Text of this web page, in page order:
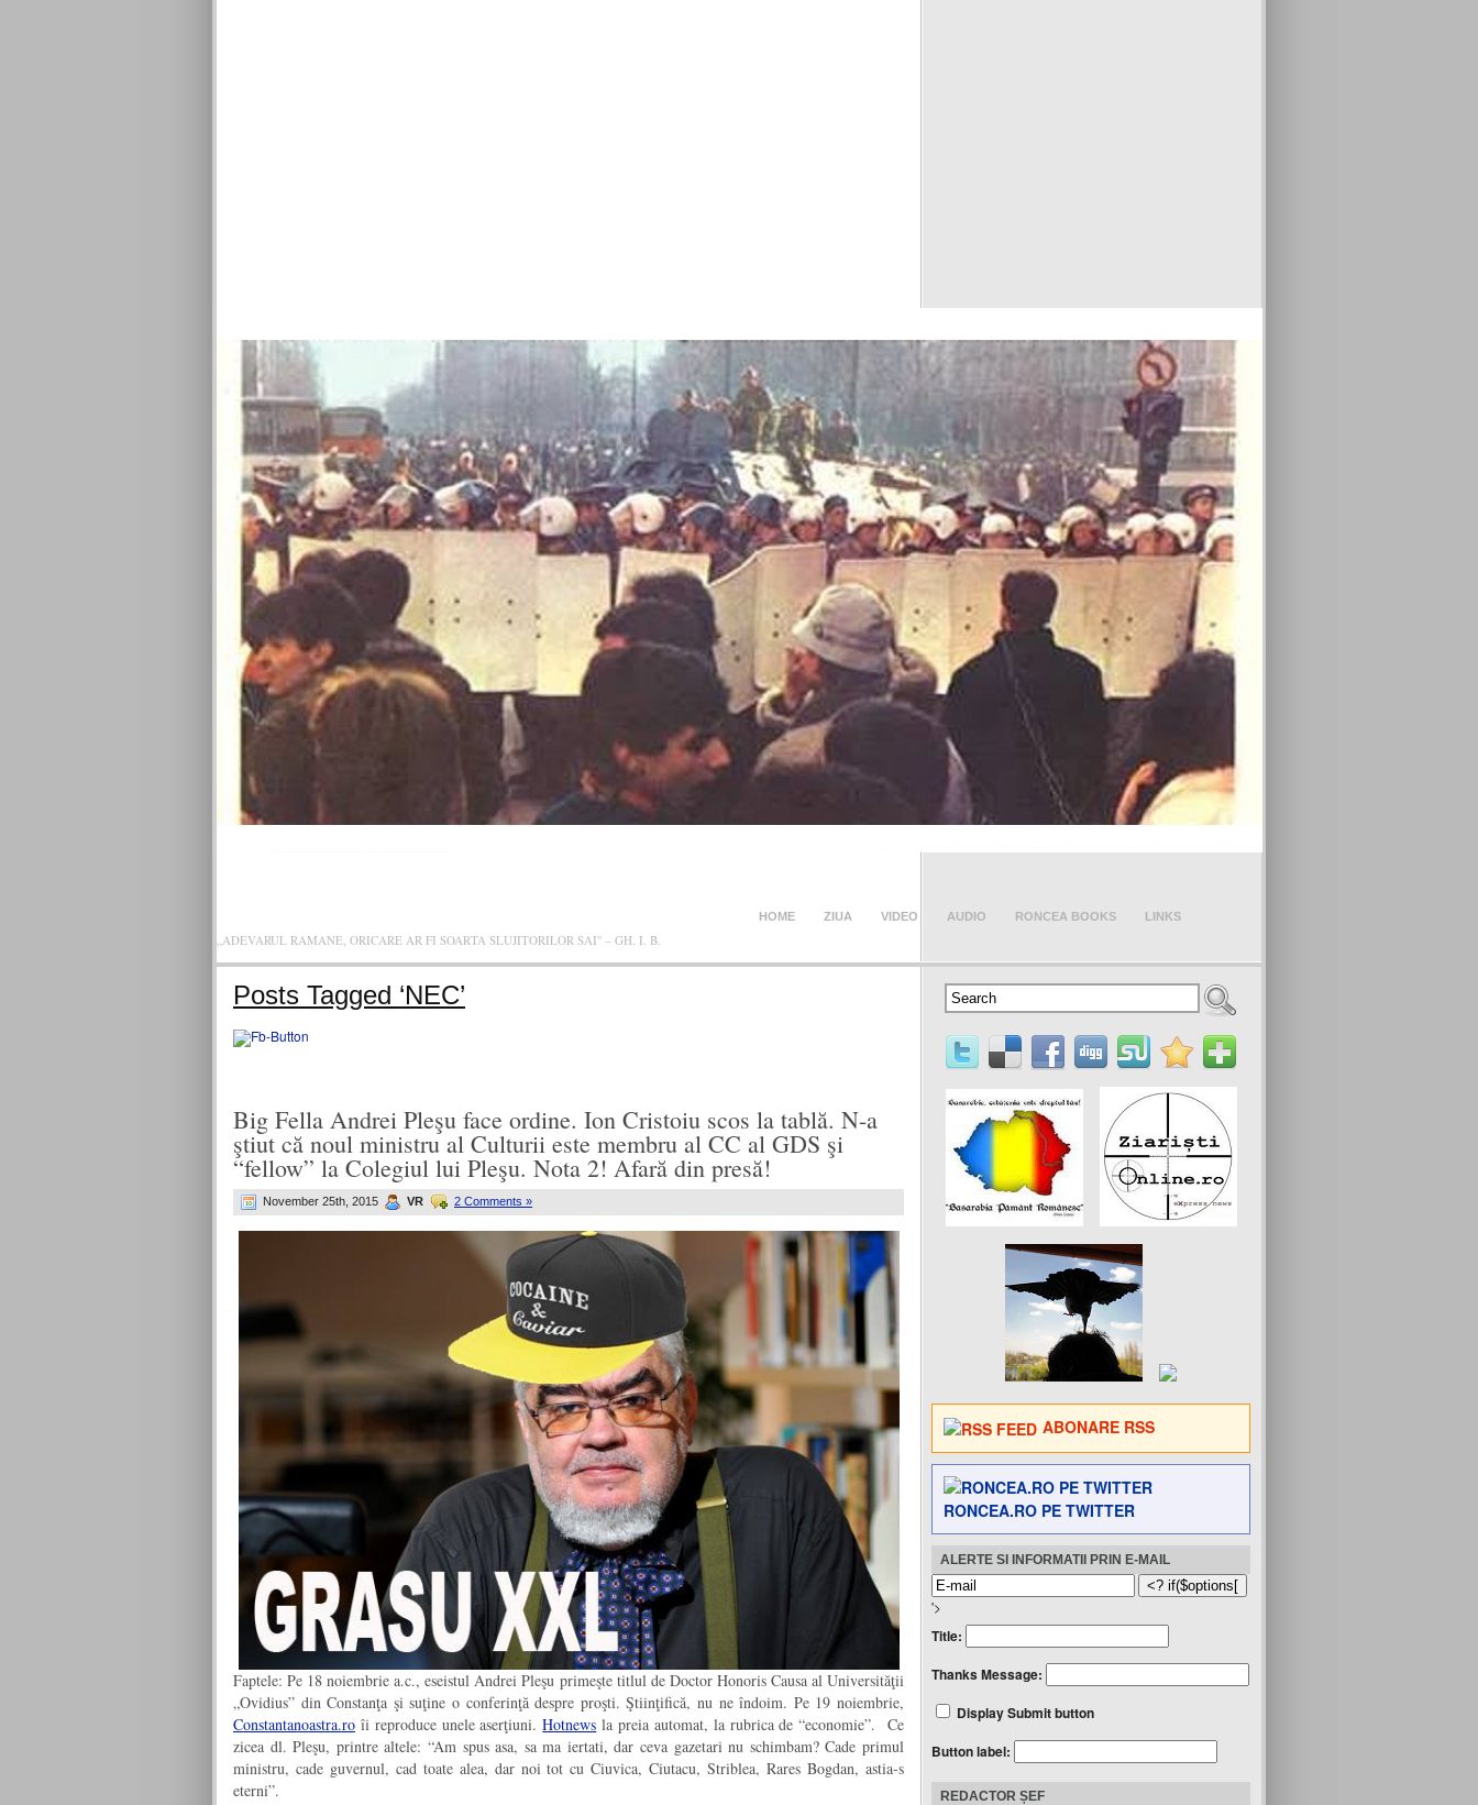
„ADEVARUL RAMANE, ORICARE AR FI SOARTA SLUJITORILOR SAI" – GH. I. B.
HOME ZIUA VIDEO AUDIO RONCEA BOOKS LINKS
Posts Tagged ‘NEC’
Big Fella Andrei Pleşu face ordine. Ion Cristoiu scos la tablă. N-a
ştiut că noul ministru al Culturii este membru al CC al GDS şi
“fellow” la Colegiul lui Pleşu. Nota 2! Afară din presă!
November 25th, 2015 VR 2 Comments »
Faptele: Pe 18 noiembrie a.c., eseistul Andrei Pleşu primeşte titlul de Doctor Honoris Causa al Universităţii
„Ovidius” din Constanţa şi suţine o conferinţă despre proşti. Ştiinţifică, nu ne îndoim. Pe 19 noiembrie,
Constantanoastra.ro îi reproduce unele aserţiuni.Hotnews la preia automat, la rubrica de “economie”. Ce
zicea dl. Pleşu, printre altele: “Am spus asa, sa ma iertati, dar ceva gazetari nu schimbam? Cade primul
ministru, cade guvernul, cad toate alea, dar noi tot cu Ciuvica, Ciutacu, Striblea, Rares Bogdan, astia-s
eterni”.
ABONARE RSS
RONCEA.RO PE TWITTER
ALERTE SI INFORMATII PRIN E-MAIL
'>
Title:
Thanks Message:
Display Submit button
Button label:
REDACTOR ȘEF